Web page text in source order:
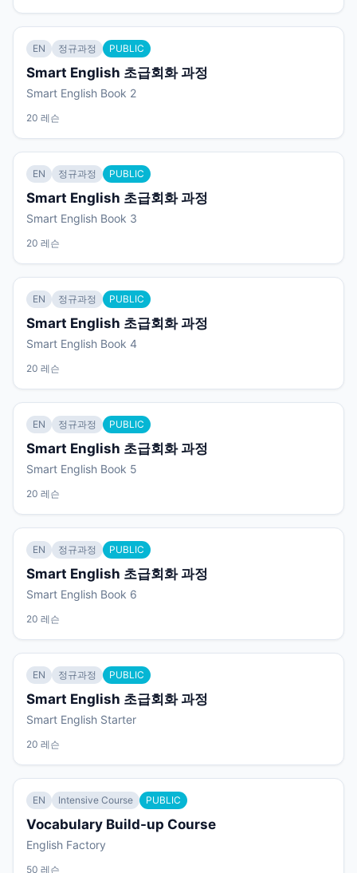
EN 정규과정 PUBLIC
Smart English 초급회화 과정
Smart English Book 2
20 레슨
EN 정규과정 PUBLIC
Smart English 초급회화 과정
Smart English Book 3
20 레슨
EN 정규과정 PUBLIC
Smart English 초급회화 과정
Smart English Book 4
20 레슨
EN 정규과정 PUBLIC
Smart English 초급회화 과정
Smart English Book 5
20 레슨
EN 정규과정 PUBLIC
Smart English 초급회화 과정
Smart English Book 6
20 레슨
EN 정규과정 PUBLIC
Smart English 초급회화 과정
Smart English Starter
20 레슨
EN Intensive Course PUBLIC
Vocabulary Build-up Course
English Factory
50 레슨